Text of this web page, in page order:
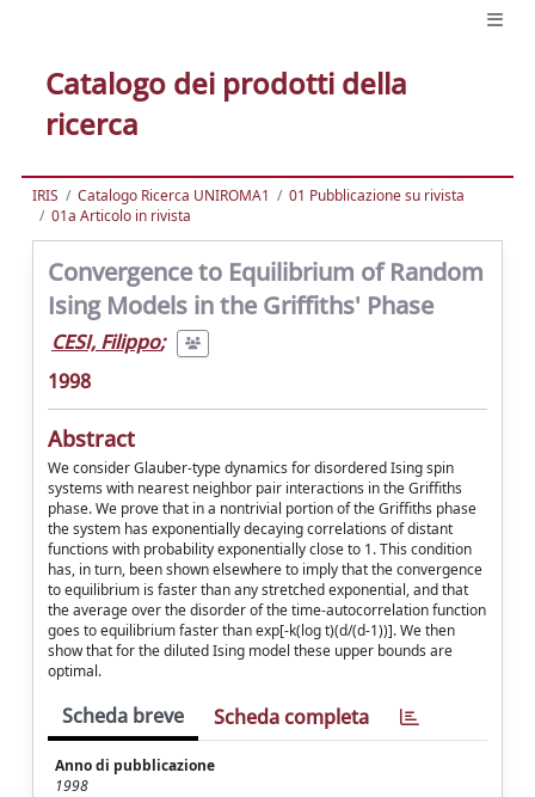
Catalogo dei prodotti della
ricerca
IRIS Catalogo Ricerca UNIROMA1
01 Pubblicazione su rivista
01a Articolo in rivista
Convergence to Equilibrium of Random
Ising Models in the Griffiths' Phase
CESI, Filippo;
1998
Abstract
We consider Glauber-type dynamics for disordered Ising spin
systems with nearest neighbor pair interactions in the Griffiths
phase. We prove that in a nontrivial portion of the Griffiths phase
the system has exponentially decaying correlations of distant
functions with probability exponentially close to 1. This condition
has, in turn, been shown elsewhere to imply that the convergence
to equilibrium is faster than any stretched exponential, and that
the average over the disorder of the time-autocorrelation function
goes to equilibrium faster than exp[-k(log t)(d/(d-1))]. We then
show that for the diluted Ising model these upper bounds are
optimal.
Scheda breve Scheda completa
Anno di pubblicazione
1998